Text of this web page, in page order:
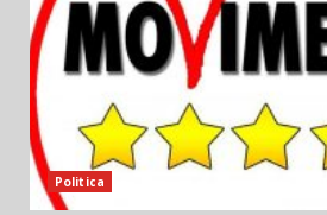
Politica